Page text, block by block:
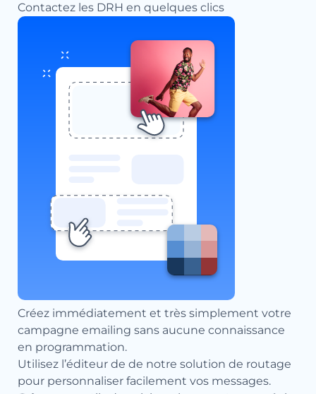
Contactez les DRH en quelques clics
Créez immédiatement et très simplement votre
campagne emailing sans aucune connaissance
en programmation.
Utilisez l’éditeur de de notre solution de routage
pour personnaliser facilement vos messages.